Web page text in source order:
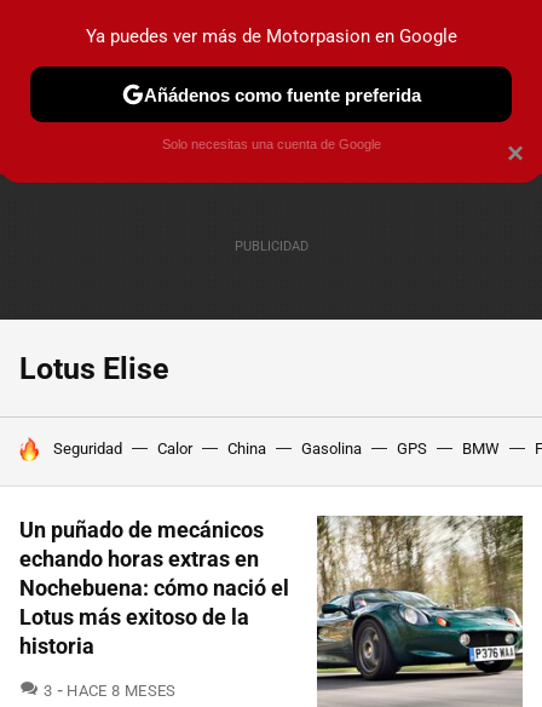
PRUEBAS COCHES ELÉCTRICOS OBSERVATORIO
Lotus Elise
HOY SE HABLA DE
Seguridad Calor China Gasolina GPS BMW
Un puñado de mecánicos
echando horas extras en
Nochebuena: cómo nació el
Lotus más exitoso de la
historia
3 COMENTARIOS
HACE 8 MESES
×
Ya puedes ver más de Motorpasion en Google
Añádenos como fuente preferida
Solo necesitas una cuenta de Google